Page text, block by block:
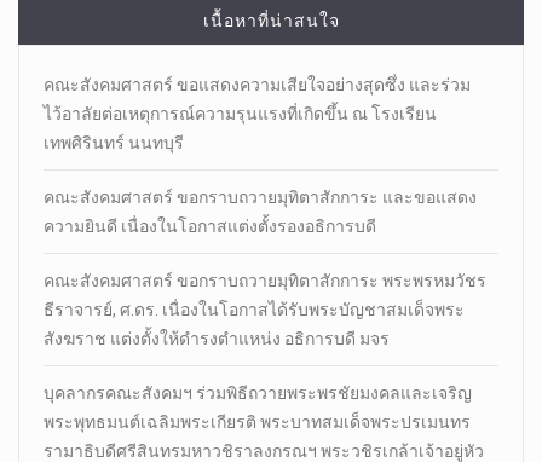
เนื้อหาที่น่าสนใจ
คณะสังคมศาสตร์ ขอแสดงความเสียใจอย่างสุดซึ่ง และร่วม
ไว้อาลัยต่อเหตุการณ์ความรุนแรงที่เกิดขึ้น ณ โรงเรียน
เทพศิรินทร์ นนทบุรี
คณะสังคมศาสตร์ ขอกราบถวายมุทิตาสักการะ และขอแสดง
ความยินดี เนื่องในโอกาสแต่งตั้งรองอธิการบดี
คณะสังคมศาสตร์ ขอกราบถวายมุทิตาสักการะ พระพรหมวัชร
ธีราจารย์, ศ.ดร. เนื่องในโอกาสได้รับพระบัญชาสมเด็จพระ
สังฆราช แต่งตั้งให้ดำรงตำแหน่ง อธิการบดี มจร
บุคลากรคณะสังคมฯ ร่วมพิธีถวายพระพรชัยมงคลและเจริญ
พระพุทธมนต์เฉลิมพระเกียรติ พระบาทสมเด็จพระปรเมนทร
รามาธิบดีศรีสินทรมหาวชิราลงกรณฯ พระวชิรเกล้าเจ้าอยู่หัว